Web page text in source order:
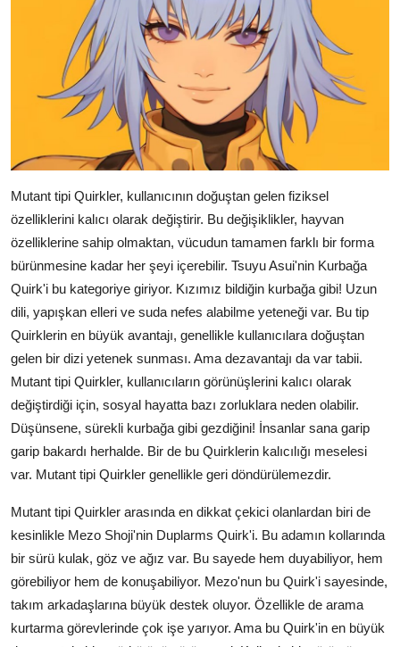
Mutant tipi Quirkler, kullanıcının doğuştan gelen fiziksel
özelliklerini kalıcı olarak değiştirir. Bu değişiklikler, hayvan
özelliklerine sahip olmaktan, vücudun tamamen farklı bir forma
bürünmesine kadar her şeyi içerebilir. Tsuyu Asui'nin Kurbağa
Quirk'i bu kategoriye giriyor. Kızımız bildiğin kurbağa gibi! Uzun
dili, yapışkan elleri ve suda nefes alabilme yeteneği var. Bu tip
Quirklerin en büyük avantajı, genellikle kullanıcılara doğuştan
gelen bir dizi yetenek sunması. Ama dezavantajı da var tabii.
Mutant tipi Quirkler, kullanıcıların görünüşlerini kalıcı olarak
değiştirdiği için, sosyal hayatta bazı zorluklara neden olabilir.
Düşünsene, sürekli kurbağa gibi gezdiğini! İnsanlar sana garip
garip bakardı herhalde. Bir de bu Quirklerin kalıcılığı meselesi
var. Mutant tipi Quirkler genellikle geri döndürülemezdir.
Mutant tipi Quirkler arasında en dikkat çekici olanlardan biri de
kesinlikle Mezo Shoji'nin Duplarms Quirk'i. Bu adamın kollarında
bir sürü kulak, göz ve ağız var. Bu sayede hem duyabiliyor, hem
görebiliyor hem de konuşabiliyor. Mezo'nun bu Quirk'i sayesinde,
takım arkadaşlarına büyük destek oluyor. Özellikle de arama
kurtarma görevlerinde çok işe yarıyor. Ama bu Quirk'in en büyük